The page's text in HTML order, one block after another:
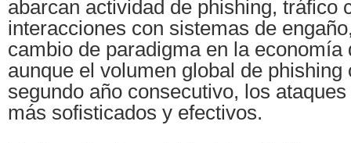
abarcan actividad de phishing, tráfico
interacciones con sistemas de
cambio de paradigma en la economía
aunque el volumen global de phishing
segundo año consecutivo, los
más sofisticados y efectivos.